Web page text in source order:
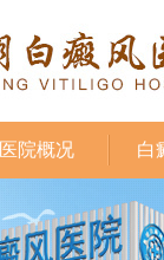
医院概况 白